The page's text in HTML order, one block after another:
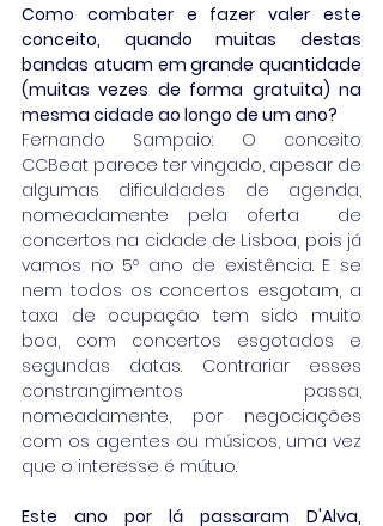
Como combater e fazer valer este
conceito, quando muitas destas
bandas atuam em grande quantidade
(muitas vezes de forma gratuita) na
mesma cidade ao longo de um ano?
Fernando Sampaio: O conceito
CCBeat parece ter vingado, apesar de
algumas dificuldades de agenda,
nomeadamente pela oferta  de
concertos na cidade de Lisboa, pois já
vamos no 5º ano de existência. E se
nem todos os concertos esgotam, a
taxa de ocupação tem sido muito
boa, com concertos esgotados e
segundas datas. Contrariar esses
constrangimentos passa,
nomeadamente, por negociações
com os agentes ou músicos, uma vez
que o interesse é mútuo.
Este ano por lá passaram D'Alva,